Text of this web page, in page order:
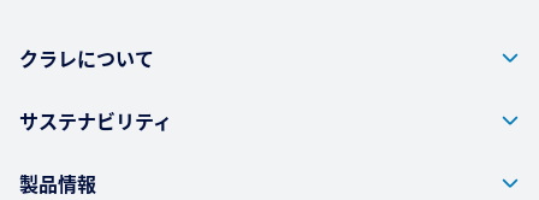
クラレについて
サステナビリティ
製品情報